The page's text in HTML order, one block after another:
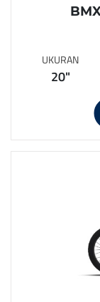
UKURAN
20"